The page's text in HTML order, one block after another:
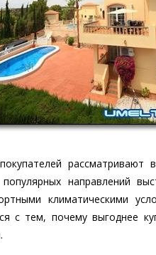
рассматривают
направлений
климатическими
с тем, почему выгоднее